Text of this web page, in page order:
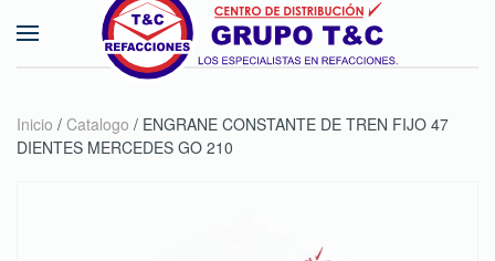
Skip to main content
Inicio / Catalogo / ENGRANE CONSTANTE DE TREN FIJO 47
DIENTES MERCEDES GO 210